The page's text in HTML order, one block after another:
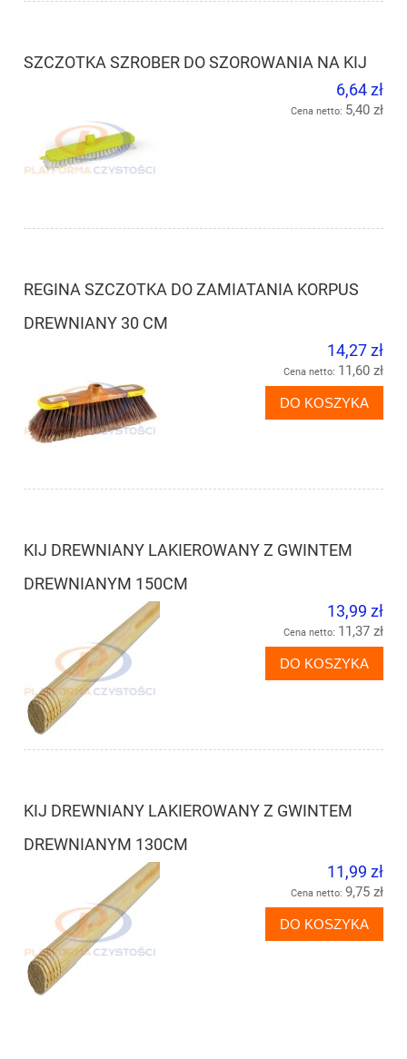
SZCZOTKA SZROBER DO SZOROWANIA NA KIJ
6,64 zł
Cena netto: 5,40 zł
REGINA SZCZOTKA DO ZAMIATANIA KORPUS
DREWNIANY 30 CM
14,27 zł
Cena netto: 11,60 zł
DO KOSZYKA
KIJ DREWNIANY LAKIEROWANY Z GWINTEM
DREWNIANYM 150CM
13,99 zł
Cena netto: 11,37 zł
DO KOSZYKA
KIJ DREWNIANY LAKIEROWANY Z GWINTEM
DREWNIANYM 130CM
11,99 zł
Cena netto: 9,75 zł
DO KOSZYKA